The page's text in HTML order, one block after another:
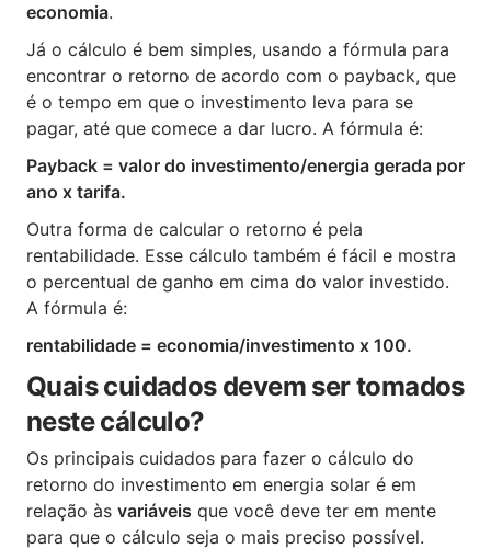
economia.
Já o cálculo é bem simples, usando a fórmula para
encontrar o retorno de acordo com o payback, que
é o tempo em que o investimento leva para se
pagar, até que comece a dar lucro. A fórmula é:
Payback = valor do investimento/energia gerada por
ano x tarifa.
Outra forma de calcular o retorno é pela
rentabilidade. Esse cálculo também é fácil e mostra
o percentual de ganho em cima do valor investido.
A fórmula é:
rentabilidade = economia/investimento x 100.
Quais cuidados devem ser tomados
neste cálculo?
Os principais cuidados para fazer o cálculo do
retorno do investimento em energia solar é em
relação às variáveis que você deve ter em mente
para que o cálculo seja o mais preciso possível.